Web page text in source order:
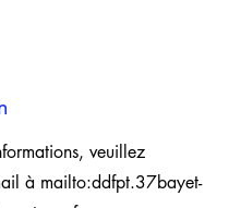
veuillez
à mailto:ddfpt.37bayet-